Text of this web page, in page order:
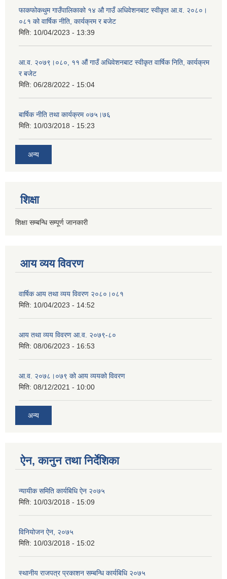
फाकफोकथुम गाउँपालिकाको १४ औ गाउँ अधिवेशनबाट स्वीकृत आ.व. २०८०।
०८१ को वार्षिक नीति, कार्यक्रम र बजेट
मिति: 10/04/2023 - 13:39
आ.व. २०७९।०८०, ११ औं गाउँ अधिवेशनबाट स्वीकृत वार्षिक निति, कार्यक्रम
र बजेट
मिति: 06/28/2022 - 15:04
बार्षिक नीति तथा कार्यक्रम ०७५।७६
मिति: 10/03/2018 - 15:23
अन्य
शिक्षा
शिक्षा सम्बन्धि सम्पूर्ण जानकारी
आय व्यय विवरण
वार्षिक आय तथा व्यय विवरण २०८०।०८१
मिति: 10/04/2023 - 14:52
आय तथा व्यय विवरण आ.व. २०७९-८०
मिति: 08/06/2023 - 16:53
आ.व. २०७८।०७९ को आय व्ययको विवरण
मिति: 08/12/2021 - 10:00
अन्य
ऐन, कानुन तथा निर्देशिका
न्यायीक समिति कार्यबिधि ऐन २०७५
मिति: 10/03/2018 - 15:09
विनियोजन ऐन, २०७५
मिति: 10/03/2018 - 15:02
स्थानीय राजपत्र प्रकाशन सम्बन्धि कार्यबिधि २०७५